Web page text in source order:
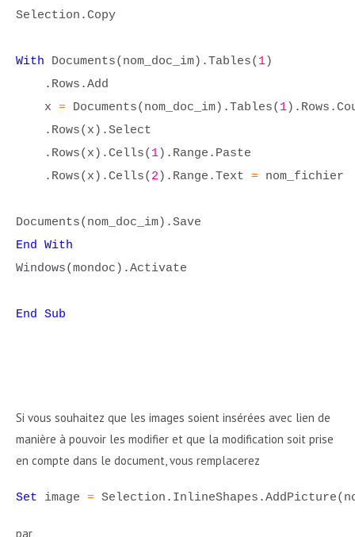
Selection.Copy
With Documents(nom_doc_im).Tables( 1)
.Rows.Add
x = Documents(nom_doc_im).Tables( 1
.Rows(x).Select
.Rows(x).Cells( 1).Range.Paste
.Rows(x).Cells( 2 ).Range.Text = nom_fichier
Documents(nom_doc_im).Save
End With
Windows(mondoc).Activate
End Sub
Si vous souhaitez que les images soient insérées avec lien de
manière à pouvoir les modifier et que la modification soit prise
en compte dans le document, vous remplacerez
Set image =
par